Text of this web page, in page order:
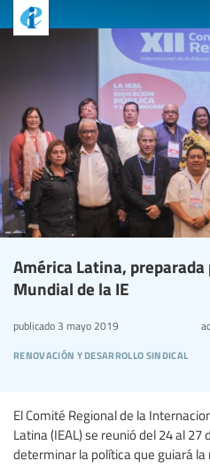
América Latina, preparada
Mundial de la IE
renovación y desarrollo sindical
publicado 3 mayo 2019
El Comité Regional de la
Latina (IEAL) se reunió del 24 al
determinar la política que guiará